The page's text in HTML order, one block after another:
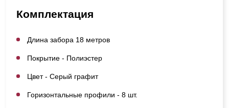
Комплектация
Длина забора 18 метров
Покрытие - Полиэстер
Цвет - Серый графит
Горизонтальные профили - 8 шт.